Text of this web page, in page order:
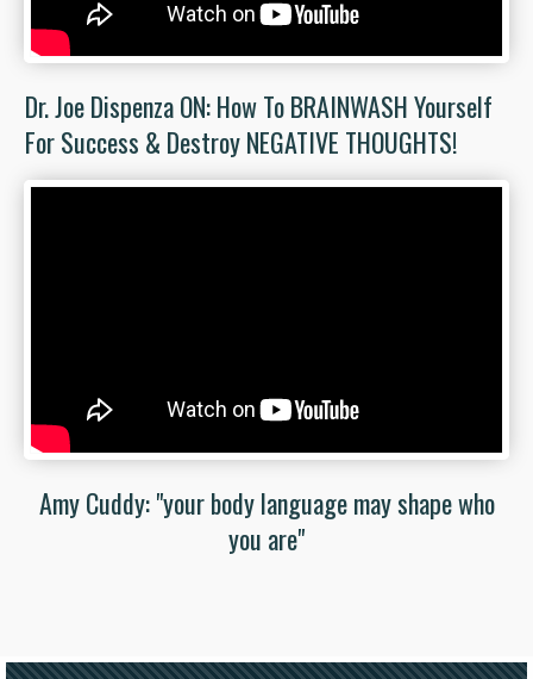
Dr. Joe Dispenza ON: How To BRAINWASH Yourself
For Success & Destroy NEGATIVE THOUGHTS!
Amy Cuddy: "your body language may shape who
you are"